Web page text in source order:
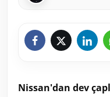
Nissan'dan dev